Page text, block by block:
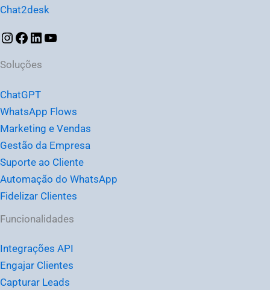
Chat2desk
Soluções
ChatGPT
WhatsApp Flows
Marketing e Vendas
Gestão da Empresa
Suporte ao Cliente
Automação do WhatsApp
Fidelizar Clientes
Funcionalidades
Integrações API
Engajar Clientes
Capturar Leads